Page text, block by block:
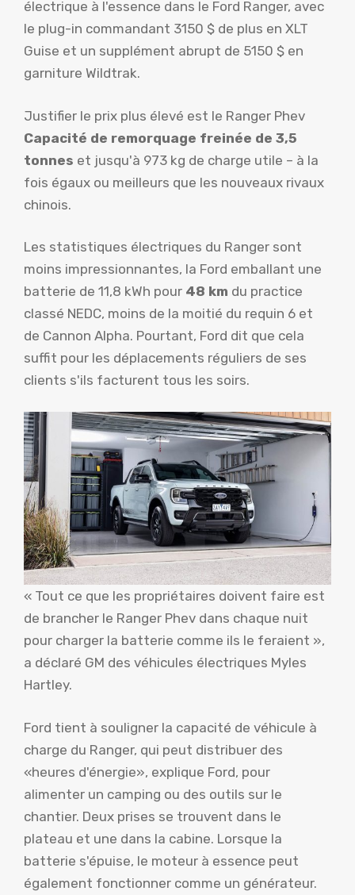
électrique à l'essence dans le Ford Ranger, avec
le plug-in commandant 3150 $ de plus en XLT
Guise et un supplément abrupt de 5150 $ en
garniture Wildtrak.
Justifier le prix plus élevé est le Ranger Phev
Capacité de remorquage freinée de 3,5
tonnes et jusqu'à 973 kg de charge utile – à la
fois égaux ou meilleurs que les nouveaux rivaux
chinois.
Les statistiques électriques du Ranger sont
moins impressionnantes, la Ford emballant une
batterie de 11,8 kWh pour 48 km du practice
classé NEDC, moins de la moitié du requin 6 et
de Cannon Alpha. Pourtant, Ford dit que cela
suffit pour les déplacements réguliers de ses
clients s'ils facturent tous les soirs.
« Tout ce que les propriétaires doivent faire est
de brancher le Ranger Phev dans chaque nuit
pour charger la batterie comme ils le feraient »,
a déclaré GM des véhicules électriques Myles
Hartley.
Ford tient à souligner la capacité de véhicule à
charge du Ranger, qui peut distribuer des
«heures d'énergie», explique Ford, pour
alimenter un camping ou des outils sur le
chantier. Deux prises se trouvent dans le
plateau et une dans la cabine. Lorsque la
batterie s'épuise, le moteur à essence peut
également fonctionner comme un générateur.